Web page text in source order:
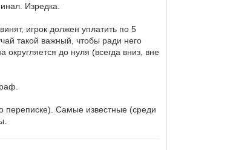
Изредка.
игрок должен уплатить по 5
такой важный, чтобы ради него
до нуля (всегда вниз, вне
переписке). Самые известные (среди